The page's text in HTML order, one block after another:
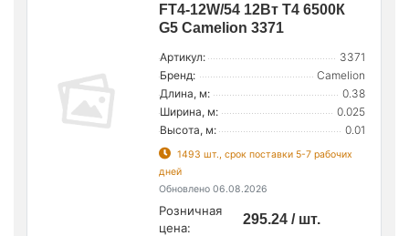
FT4-12W/54 12Вт T4 6500К
G5 Camelion 3371
Артикул:
3371
Бренд:
Camelion
Длина, м:
0.38
Ширина, м:
0.025
Высота, м:
0.01
1493 шт., срок поставки 5-7 рабочих
дней
Обновлено 06.08.2026
Розничная
цена:
295.24 / шт.